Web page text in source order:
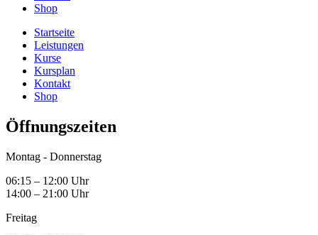
Shop
Startseite
Leistungen
Kurse
Kursplan
Kontakt
Shop
Öffnungszeiten
Montag - Donnerstag
06:15 – 12:00 Uhr
14:00 – 21:00 Uhr
Freitag